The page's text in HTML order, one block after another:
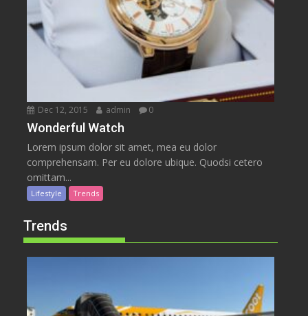
Dec 12, 2015 admin 0
Wonderful Watch
Lorem ipsum dolor sit amet, mea eu dolor
comprehensam. Per eu dolore ubique. Quodsi cetero
omittam...
Lifestyle Trends
Trends